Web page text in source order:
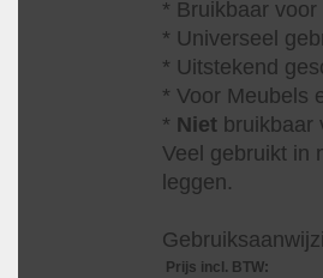
* Bruikbaar
* Universeel
* Uitstekend
* Voor Meubels
* Niet bruikbaar
Veel gebruikt in
leggen.
Prijs incl. BTW: